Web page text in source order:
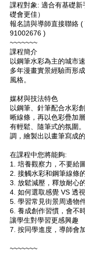
課程對象: 適合有基礎
礎會更佳）
報名請與導師直接聯絡
91002676 )
~~~~~~~
課程簡介
以鋼筆水彩為主的城市
多年漫畫實景經驗而形
風格。
媒材與技法特色
以鋼筆、針筆配合水彩
晰線條，再以色彩疊加
有輕鬆、隨筆式的氛圍
調，繪製出以畫筆寫成的
在課程中您將能夠:
1. 培養觀察力，不要給
2. 接觸水彩和鋼筆線條
3. 放鬆減壓，釋放耐心
4. 如何選取感覺 VS 透視
5. 學習常見街景周邊物
6. 養成創作習慣，會不
讓學生對學習更感興趣
7. 按同學進度，導師會
~~~~~~~